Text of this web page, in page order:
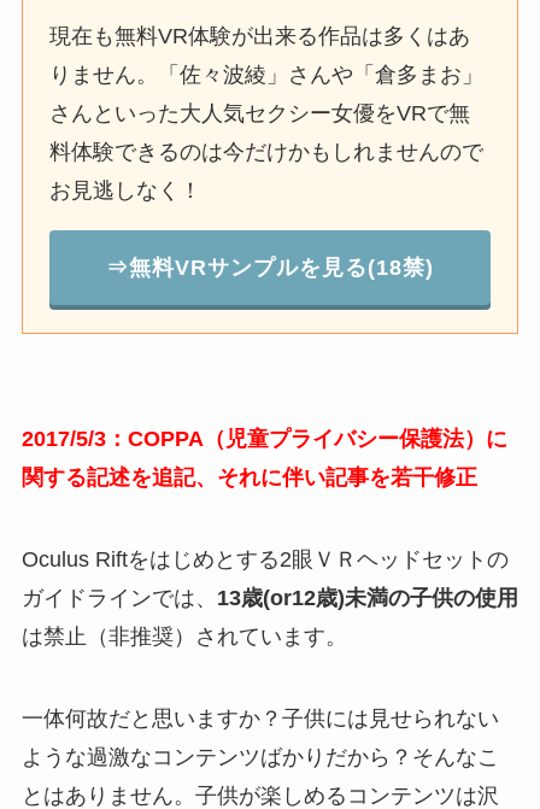
現在も無料VR体験が出来る作品は多くはあ
りません。「佐々波綾」さんや「倉多まお」
さんといった大人気セクシー女優をVRで無
料体験できるのは今だけかもしれませんので
お見逃しなく！
⇒無料VRサンプルを見る(18禁)
2017/5/3：COPPA（児童プライバシー保護法）に
関する記述を追記、それに伴い記事を若干修正
Oculus Riftをはじめとする2眼ＶＲヘッドセットの
ガイドラインでは、 13歳(or12歳)未満の子供の使用
は禁止（非推奨）されています。
一体何故だと思いますか？子供には見せられない
ような過激なコンテンツばかりだから？そんなこ
とはありません。子供が楽しめるコンテンツは沢